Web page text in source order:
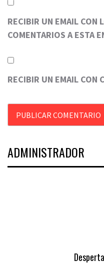
RECIBIR UN EMAIL CON
COMENTARIOS A ESTA
RECIBIR UN EMAIL CON
ADMINISTRADOR